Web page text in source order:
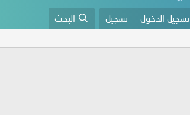
تسجيل الدخول تسجيل البحث